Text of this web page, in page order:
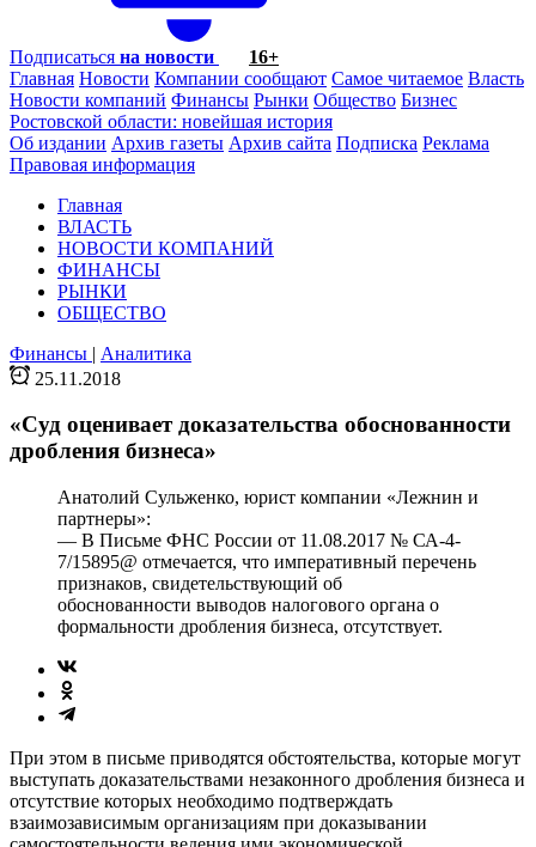
Подписаться на новости
16+
Главная Новости Компании сообщают Самое читаемое Власть
Новости компаний Финансы Рынки Общество Бизнес
Ростовской области: новейшая история
Об издании Архив газеты Архив сайта Подписка Реклама
Правовая информация
Главная
ВЛАСТЬ
НОВОСТИ КОМПАНИЙ
ФИНАНСЫ
РЫНКИ
ОБЩЕСТВО
Финансы | Аналитика
25.11.2018
«Суд оценивает доказательства обоснованности
дробления бизнеса»
Анатолий Сульженко, юрист компании «Лежнин и
партнеры»:
— В Письме ФНС России от 11.08.2017 № СА-4-
7/15895@ отмечается, что императивный перечень
признаков, свидетельствующий об
обоснованности выводов налогового органа о
формальности дробления бизнеса, отсутствует.
При этом в письме приводятся обстоятельства, которые могут
выступать доказательствами незаконного дробления бизнеса и
отсутствие которых необходимо подтверждать
взаимозависимым организациям при доказывании